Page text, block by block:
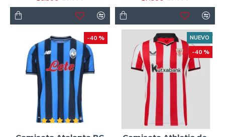
-40 % NUEVO
-40 %